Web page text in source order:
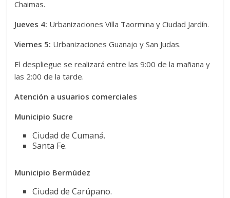
Chaimas.
Jueves 4: Urbanizaciones Villa Taormina y Ciudad Jardín.
Viernes 5: Urbanizaciones Guanajo y San Judas.
El despliegue se realizará entre las 9:00 de la mañana y
las 2:00 de la tarde.
Atención a usuarios comerciales
Municipio Sucre
Ciudad de Cumaná.
Santa Fe.
Municipio Bermúdez
Ciudad de Carúpano.